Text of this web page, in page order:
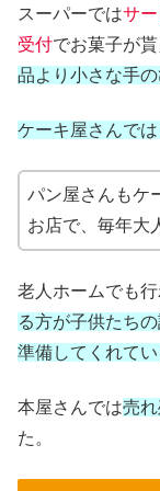
スーパーではサ
受付でお菓子が貰
品より小さな手
ケーキ屋さんで
パン屋さんもケ
お店で、毎年大
老人ホームでも
る方が子供たち
準備してくれてい
本屋さんでは売
た。